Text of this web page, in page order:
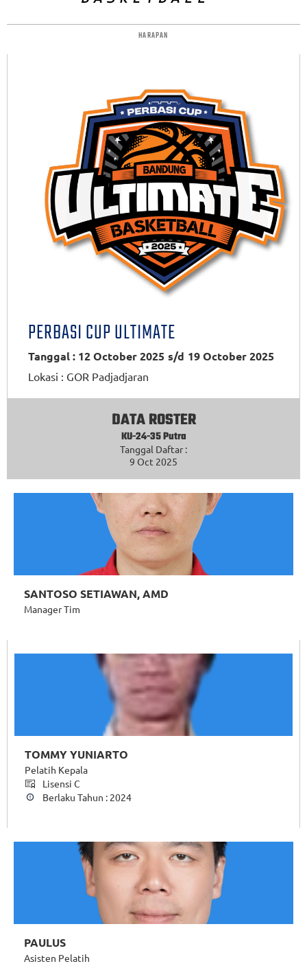
HARAPAN
PERBASI CUP ULTIMATE
Tanggal : 12 October 2025 s/d 19 October 2025
Lokasi : GOR Padjadjaran
DATA ROSTER
KU-24-35 Putra
Tanggal Daftar :
9 Oct 2025
SANTOSO SETIAWAN, AMD
Manager Tim
TOMMY YUNIARTO
Pelatih Kepala
Lisensi C
Berlaku Tahun : 2024
PAULUS
Asisten Pelatih